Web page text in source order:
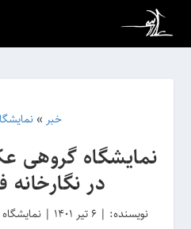
خبر »
نمایشگاه
در
نویسنده: | 6 تیر 1401 |